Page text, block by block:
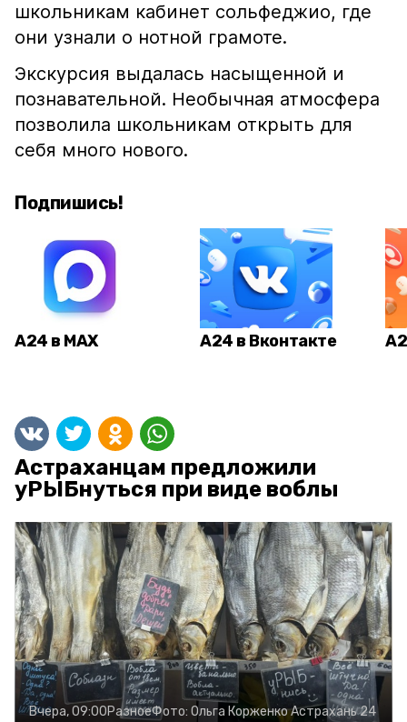
школьникам кабинет сольфеджио, где
они узнали о нотной грамоте.
Экскурсия выдалась насыщенной и
познавательной. Необычная атмосфера
позволила школьникам открыть для
себя много нового.
Подпишись!
А24 в MAX А24 в Вконтакте
Астраханцам предложили
уРЫБнуться при виде воблы
Вчера, 09:00РазноеФото: Ольга КорженкоАстрахань 24